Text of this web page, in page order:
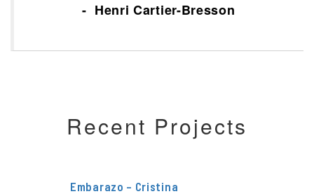
Henri Cartier-Bresson
Recent Projects
Embarazo – Cristina